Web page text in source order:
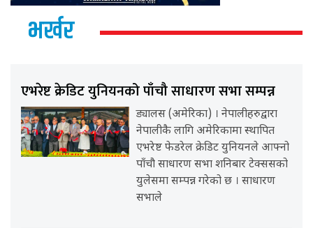
भर्खर
एभरेष्ट क्रेडिट युनियनको पाँचौ साधारण सभा सम्पन्न
ड्यालस (अमेरिका) । नेपालीहरुद्वारा
नेपालीकै लागि अमेरिकामा स्थापित
एभरेष्ट फेडरेल क्रेडिट युनियनले आफ्नो
पाँचौ साधारण सभा शनिबार टेक्ससको
युलेसमा सम्पन्न गरेको छ । साधारण
सभाले